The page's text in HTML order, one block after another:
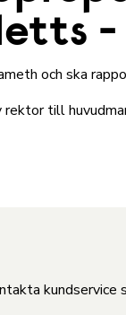
-
och ska
till
kundservice